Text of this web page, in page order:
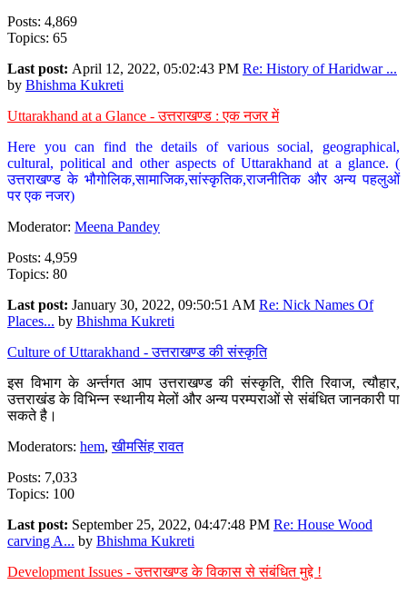
Posts: 4,869
Topics: 65
Last post: April 12, 2022, 05:02:43 PM Re: History of Haridwar ...
by Bhishma Kukreti
Uttarakhand at a Glance - उत्तराखण्ड : एक नजर में
Here you can find the details of various social, geographical,
cultural, political and other aspects of Uttarakhand at a glance. (
उत्तराखण्ड के भौगोलिक,सामाजिक,सांस्कृतिक,राजनीतिक और अन्य पहलुओं
पर एक नजर)
Moderator: Meena Pandey
Posts: 4,959
Topics: 80
Last post: January 30, 2022, 09:50:51 AM Re: Nick Names Of
Places... by Bhishma Kukreti
Culture of Uttarakhand - उत्तराखण्ड की संस्कृति
इस विभाग के अर्न्तगत आप उत्तराखण्ड की संस्कृति, रीति रिवाज, त्यौहार,
उत्तराखंड के विभिन्न स्थानीय मेलों और अन्य परम्पराओं से संबंधित जानकारी पा
सकते है।
Moderators: hem,खीमसिंह रावत
Posts: 7,033
Topics: 100
Last post: September 25, 2022, 04:47:48 PM Re: House Wood
carving A... by Bhishma Kukreti
Development Issues - उत्तराखण्ड के विकास से संबंधित मुद्दे !